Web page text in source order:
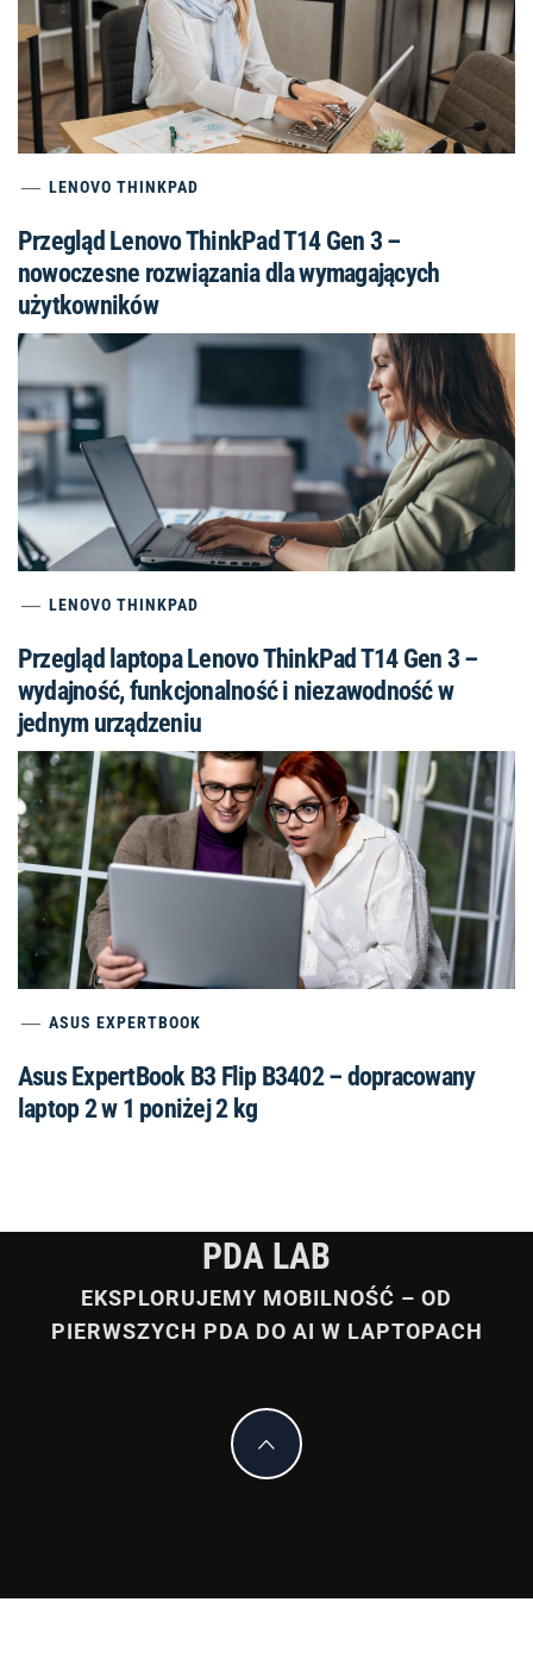
LENOVO THINKPAD
Przegląd Lenovo ThinkPad T14 Gen 3 –
nowoczesne rozwiązania dla wymagających
użytkowników
LENOVO THINKPAD
Przegląd laptopa Lenovo ThinkPad T14 Gen 3 –
wydajność, funkcjonalność i niezawodność w
jednym urządzeniu
ASUS EXPERTBOOK
Asus ExpertBook B3 Flip B3402 – dopracowany
laptop 2 w 1 poniżej 2 kg
PDA LAB
EKSPLORUJEMY MOBILNOŚĆ – OD
PIERWSZYCH PDA DO AI W LAPTOPACH